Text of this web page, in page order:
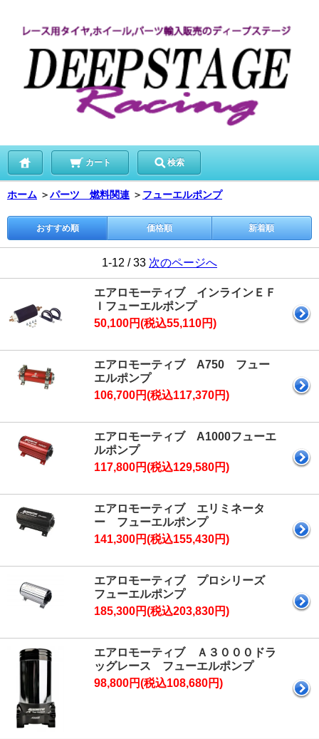
カート 検索
ホーム ＞パーツ 燃料関連 ＞ フューエルポンプ
おすすめ順 価格順 新着順
1-12 / 33 次のページへ
エアロモーティブ インラインＥＦ
Ｉフューエルポンプ
50,100円(税込55,110円)
エアロモーティブ A750 フュー
エルポンプ
106,700円(税込117,370円)
エアロモーティブ A1000フューエ
ルポンプ
117,800円(税込129,580円)
エアロモーティブ エリミネータ
ー フューエルポンプ
141,300円(税込155,430円)
エアロモーティブ プロシリーズ
フューエルポンプ
185,300円(税込203,830円)
エアロモーティブ Ａ３０００ドラ
ッグレース フューエルポンプ
98,800円(税込108,680円)